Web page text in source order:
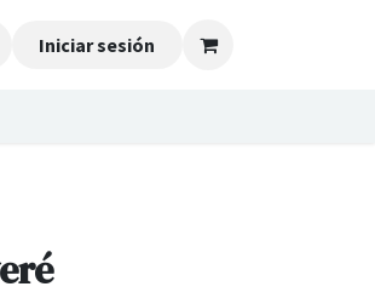
Iniciar sesión